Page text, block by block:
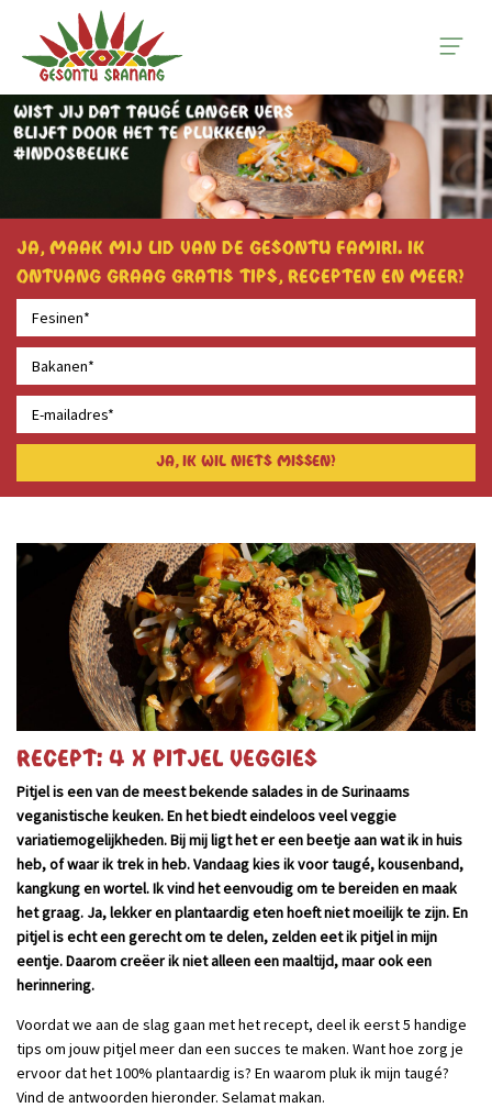
Ja, maak mij lid van de Gesontu famiri. Ik
ontvang graag gratis tips, recepten en meer!
Ja, ik wil niets missen!
Recept: 4 x pitjel veggies
Pitjel is een van de meest bekende salades in de Surinaams
veganistische keuken. En het biedt eindeloos veel veggie
variatiemogelijkheden. Bij mij ligt het er een beetje aan wat ik in huis
heb, of waar ik trek in heb. Vandaag kies ik voor taugé, kousenband,
kangkung en wortel. Ik vind het eenvoudig om te bereiden en maak
het graag. Ja, lekker en plantaardig eten hoeft niet moeilijk te zijn. En
pitjel is echt een gerecht om te delen, zelden eet ik pitjel in mijn
eentje. Daarom creëer ik niet alleen een maaltijd, maar ook een
herinnering.
Voordat we aan de slag gaan met het recept, deel ik eerst 5 handige
tips om jouw pitjel meer dan een succes te maken. Want hoe zorg je
ervoor dat het 100% plantaardig is? En waarom pluk ik mijn taugé?
Vind de antwoorden hieronder. Selamat makan.